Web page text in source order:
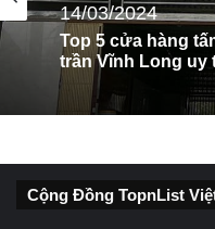
Vật Liệu Xây Dựng
14/03/2024
18/03/2024
Top 5 cửa hàng
trần nhựa Quảng
Cộng Đồng TopnList